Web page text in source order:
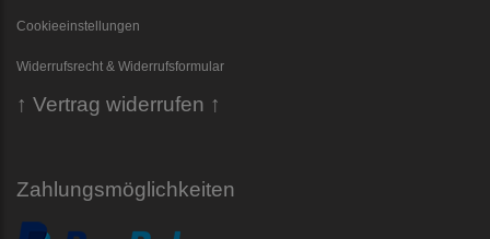
Cookieeinstellungen
Widerrufsrecht & Widerrufsformular
↑ Vertrag widerrufen ↑
Zahlungsmöglichkeiten